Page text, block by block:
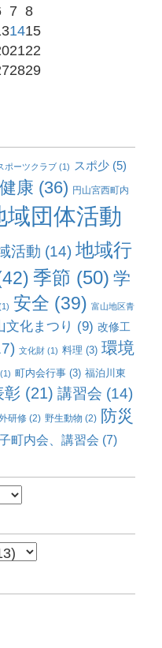
7 8
1415
2122
2829
ポーツクラブ(1) スポ少(5)
健康 (36) 円山宮西町内
域団体活動
活動 (14) 地域行
季節 (50) 学
安全 (39) 富山地区青
文化まつり (9) 改修工
文化財(1) 料理 (3) 環境
町内会行事(3) 福泊川東
彰(21) 講習会 (14)
研修(2) 野生動物 (2) 防災
町内会、講習会 (7)